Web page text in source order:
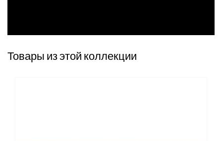
Товары из этой коллекции